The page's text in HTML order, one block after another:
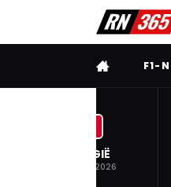
VOLLEDIGF1-
BELGIË
19 JUL. 2026